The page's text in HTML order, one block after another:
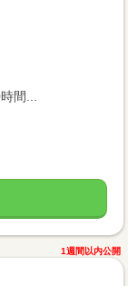
間...
1週間以内公開